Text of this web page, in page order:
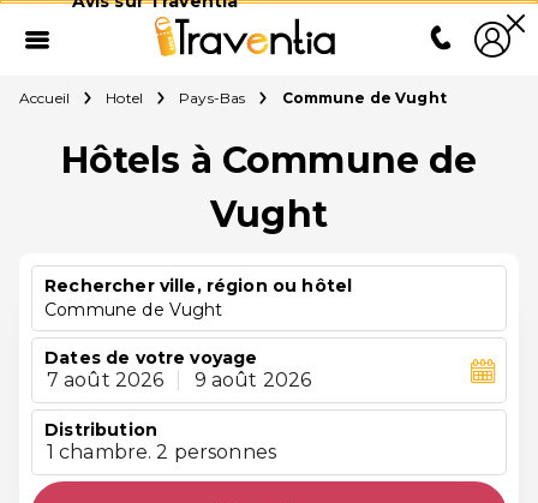
Accueil Hotel Pays-Bas Commune de Vught
Hôtels à Commune de
Vught
Rechercher ville, région ou hôtel
Commune de Vught
Dates de votre voyage
7 août 2026 9 août 2026
Distribution
1 chambre. 2 personnes